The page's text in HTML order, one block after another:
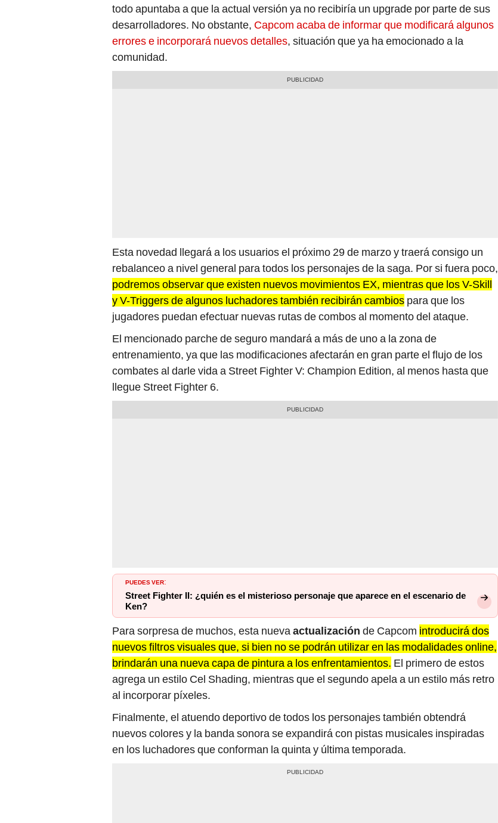
todo apuntaba a que la actual versión ya no recibiría un upgrade por parte de sus
desarrolladores. No obstante, Capcom acaba de informar que modificará algunos
errores e incorporará nuevos detalles, situación que ya ha emocionado a la
comunidad.
Esta novedad llegará a los usuarios el próximo 29 de marzo y traerá consigo un
rebalanceo a nivel general para todos los personajes de la saga. Por si fuera poco,
podremos observar que existen nuevos movimientos EX, mientras que los V-Skill
y V-Triggers de algunos luchadores también recibirán cambios para que los
jugadores puedan efectuar nuevas rutas de combos al momento del ataque.
El mencionado parche de seguro mandará a más de uno a la zona de
entrenamiento, ya que las modificaciones afectarán en gran parte el flujo de los
combates al darle vida a Street Fighter V: Champion Edition, al menos hasta que
llegue Street Fighter 6.
PUEDES VER:
Street Fighter II: ¿quién es el misterioso personaje que aparece en el escenario de
Ken?
Para sorpresa de muchos, esta nuevaactualización de Capcom introducirá dos
nuevos filtros visuales que, si bien no se podrán utilizar en las modalidades online,
brindarán una nueva capa de pintura a los enfrentamientos. El primero de estos
agrega un estilo Cel Shading, mientras que el segundo apela a un estilo más retro
al incorporar píxeles.
Finalmente, el atuendo deportivo de todos los personajes también obtendrá
nuevos colores y la banda sonora se expandirá con pistas musicales inspiradas
en los luchadores que conforman la quinta y última temporada.